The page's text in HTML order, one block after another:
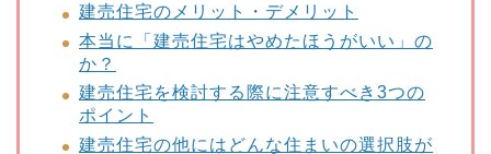
建売住宅のメリット・デメリット
本当に「建売住宅はやめたほうがいい」の
か？
建売住宅を検討する際に注意すべき3つの
ポイント
建売住宅の他にはどんな住まいの選択肢が